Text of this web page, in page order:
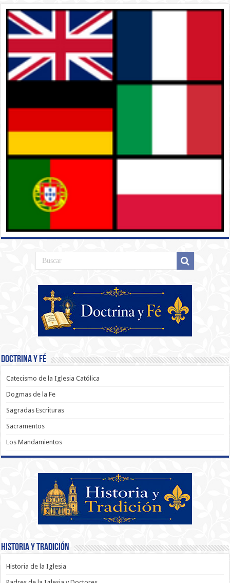
Doctrina y Fé
Catecismo de la Iglesia Católica
Dogmas de la Fe
Sagradas Escrituras
Sacramentos
Los Mandamientos
Historia y Tradición
Historia de la Iglesia